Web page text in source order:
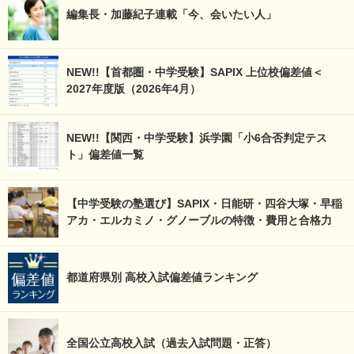
編集長・加藤紀子連載「今、会いたい人」
NEW!!【首都圏・中学受験】SAPIX 上位校偏差値＜
2027年度版（2026年4月）
NEW!!【関西・中学受験】浜学園「小6合否判定テス
ト」偏差値一覧
【中学受験の塾選び】SAPIX・日能研・四谷大塚・早稲
アカ・エルカミノ・グノーブルの特徴・費用と合格力
都道府県別 高校入試偏差値ランキング
全国公立高校入試（過去入試問題・正答）